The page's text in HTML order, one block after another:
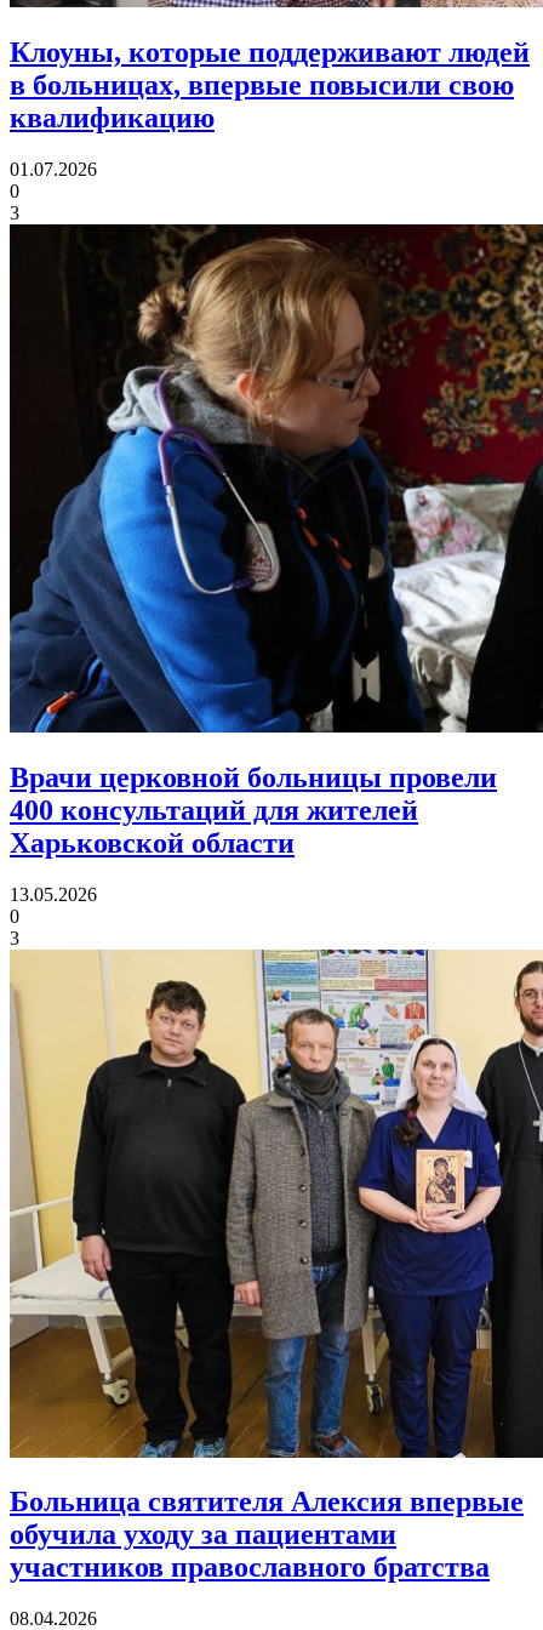
Клоуны, которые поддерживают людей
в больницах, впервые повысили свою
квалификацию
01.07.2026
0
3
Врачи церковной больницы провели
400 консультаций для жителей
Харьковской области
13.05.2026
0
3
Больница святителя Алексия впервые
обучила уходу за пациентами
участников православного братства
08.04.2026